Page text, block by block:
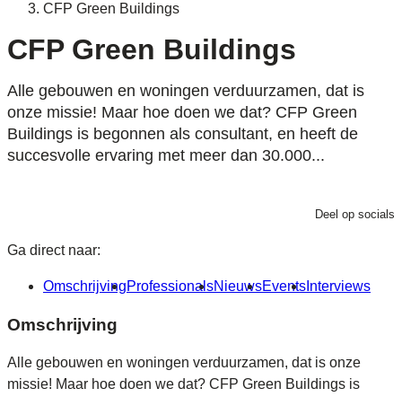
CFP Green Buildings
CFP Green Buildings
Alle gebouwen en woningen verduurzamen, dat is
onze missie! Maar hoe doen we dat? CFP Green
Buildings is begonnen als consultant, en heeft de
succesvolle ervaring met meer dan 30.000...
Deel op socials
Ga direct naar:
OmschrijvingProfessionalsNieuwsEvents Interviews
Omschrijving
Alle gebouwen en woningen verduurzamen, dat is onze
missie! Maar hoe doen we dat? CFP Green Buildings is